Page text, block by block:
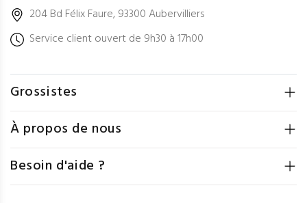
204 Bd Félix Faure, 93300 Aubervilliers
Service client ouvert de 9h30 à 17h00
Grossistes
À propos de nous
Besoin d'aide ?